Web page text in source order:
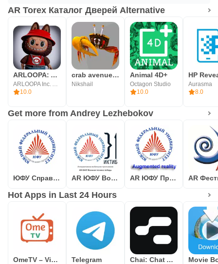
AR Torex Каталог Дверей Alternative
ARLOOPA: AR & AI - 3D Camera
ARLOOPA Inc. Augmented and Virtual Reality Apps
10.0
crab avenue - Download pro app link in description
Nikshail
Animal 4D+
Octagon Studio
10.0
HP
Aurasma
8.0
Get more from Andrey Lezhebokov
ЮФУ Справочник студента AR ЮФУ Военная техника победы AR ЮФУ Примеры разработок
Hot Apps in Last 24 Hours
OmeTV – Video Chat Alternative Telegram Chai: Chat AI Platform Movie